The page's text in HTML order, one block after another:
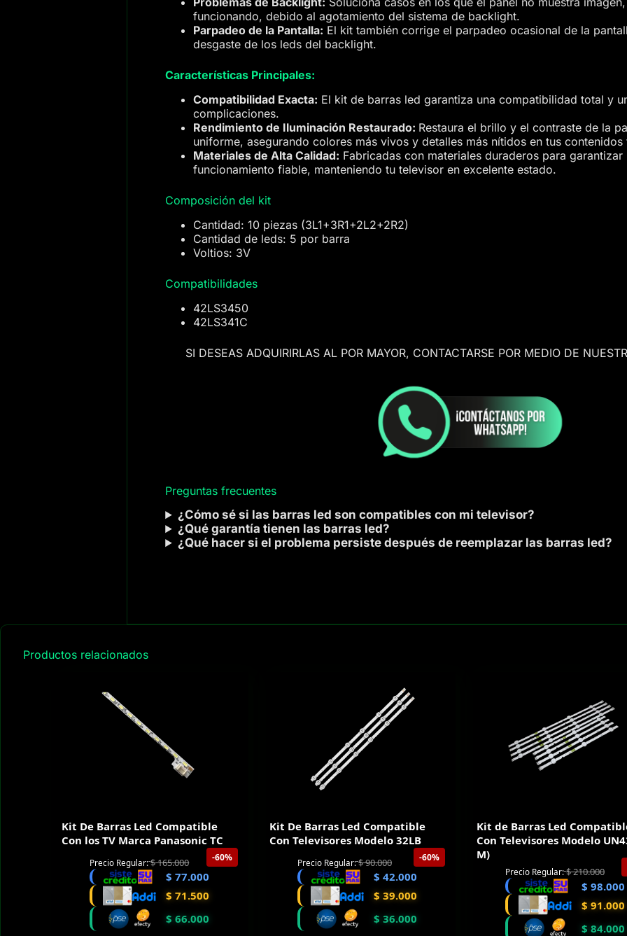
funcionando, debido al agotamiento del sistema de backlight.
Parpadeo de la Pantalla: El kit también corrige el parpadeo ocasional de la
desgaste de los leds del backlight.
Características Principales:
Compatibilidad Exacta: El kit de barras led garantiza una compatibilidad total y
complicaciones.
Rendimiento de Iluminación Restaurado: Restaura el brillo y el contraste de la
uniforme, asegurando colores más vivos y detalles más nítidos en tus
Materiales de Alta Calidad: Fabricadas con materiales duraderos para
funcionamiento fiable, manteniendo tu televisor en excelente estado.
Composición del kit
Cantidad: 10 piezas (3L1+3R1+2L2+2R2)
Cantidad de leds: 5 por barra
Voltios: 3V
Compatibilidades
42LS3450
42LS341C
SI DESEAS ADQUIRIRLAS AL POR MAYOR, CONTACTARSE POR MEDIO DE
Preguntas frecuentes
¿Cómo sé si las barras led son compatibles con mi televisor?
¿Qué garantía tienen las barras led?
¿Qué hacer si el problema persiste después de reemplazar las barras led?
Productos relacionados
Kit De Barras Led Compatible
Con los TV Marca Panasonic TC
-60%
Precio Regular:$165.000
$ 77.000
$ 71.500
$ 66.000
Kit De Barras Led Compatible
Con Televisores Modelo 32LB
-60%
Precio Regular:$90.000
$ 42.000
$ 39.000
$ 36.000
Kit de Barras Led
Con Televisores Modelo
M)
Precio Regular:$210.000
$ 98.000
$ 91.000
$ 84.000